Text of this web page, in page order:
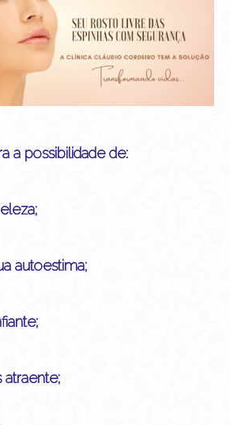
a possibilidade de:
autoestima;
atraente;